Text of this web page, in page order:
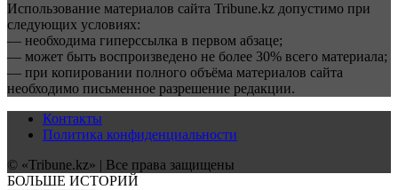
Использование материалов сайта Tribune.kz допустимо при
следующих условиях:
— необходима гиперссылка в первом абзаце;
— может быть воспроизведено не более 30% всего материала;
— при копировании полного объёма материалов сайта
необходимо письменное разрешение редакции.
Контакты
Политика конфиденциальности
© «Tribune.kz» | Все права защищены
БОЛЬШЕ ИСТОРИЙ